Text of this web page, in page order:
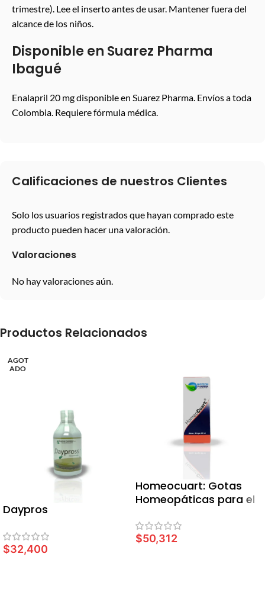
trimestre). Lee el inserto antes de usar. Mantener fuera del
alcance de los niños.
Disponible en Suarez Pharma
Ibagué
Enalapril 20 mg disponible en Suarez Pharma. Envíos a toda
Colombia. Requiere fórmula médica.
Calificaciones de nuestros Clientes
Valoraciones
No hay valoraciones aún.
Solo los usuarios registrados que hayan comprado este
producto pueden hacer una valoración.
Productos Relacionados
AGOT
ADO
Daypros
$32,400
Homeocuart: Gotas
Homeopáticas para el
Agotamiento Nervioso
x 60 ml
$50,312